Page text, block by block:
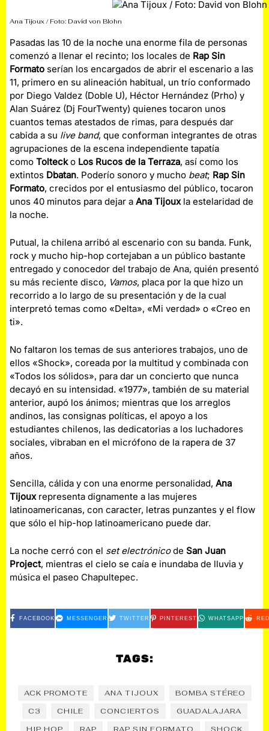
Ana Tijoux / Foto: David von Blohn
Pasadas las 10 de la noche una enorme fila de personas
comenzó a llenar el recinto; los locales de Rap Sin
Formato serían los encargados de abrir el escenario a las
11, primero en su alineación habitual, un trío conformado
por Diego Valdez (Doble U), Héctor Hernández (Prho) y
Alan Suárez (Dj FourTwenty) quienes tocaron unos
cuantos temas atestados de rimas, para después dar
cabida a su live band, que conforman integrantes de otras
agrupaciones de la escena independiente tapatía
comoToltecko Los Rucos de la Terraza, así como los
extintos Dbatan. Poderío sonoro y mucho beat; Rap Sin
Formato, crecidos por el entusiasmo del público, tocaron
unos 40 minutos para dejar aAna Tijouxla estelaridad de
la noche.
Putual, la chilena arribó al escenario con su banda. Funk,
rock y mucho hip-hop cortejaban a un público bastante
entregado y conocedor del trabajo de Ana, quién presentó
su más reciente disco, Vamos, placa por la que hizo un
recorrido a lo largo de su presentación y de la cual
interpretó temas como «Delta», «Mi verdad» o «Creo en
ti».
No faltaron los temas de sus anteriores trabajos, uno de
ellos «Shock», coreada por la multitud y combinada con
«Todos los sólidos», para dar un concierto que nunca
decayó en su intensidad. «1977», también de su material
anterior, aupó los ánimos; mientras que los arreglos
andinos, las consignas políticas, el apoyo a los
estudiantes chilenos, las dedicatorias a los luchadores
sociales, vibraban en el micrófono de la rapera de 37
años.
Sencilla, cálida y con una enorme personalidad,Ana
Tijouxrepresenta dignamente a las mujeres
latinoamericanas, con caracter, letras punzantes y el flow
que sólo el hip-hop latinoamericano puede dar.
La noche cerró con el set electrónicode San Juan
Project, mientras el cielo se caía e inundaba de lluvia y
música el paseo Chapultepec.
FACEBOOK MESSENGER TWITTER PINTEREST WHATSAPP
TAGS:
ACK PROMOTE ANA TIJOUX
BOMBA STÉREO
C3
CHILE CONCIERTOS
GUADALAJARA